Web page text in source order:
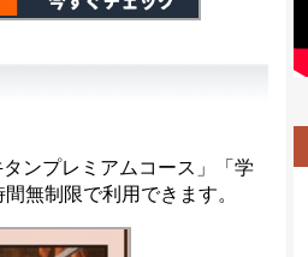
ンプレミアムコース」「学
無制限で利用できます。